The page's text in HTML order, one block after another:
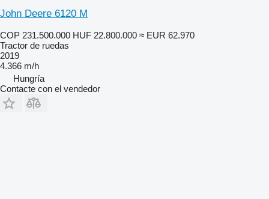
John Deere 6120 M
COP 231.500.000 HUF 22.800.000 ≈ EUR 62.970
Tractor de ruedas
2019
4.366 m/h
Hungría
Contacte con el vendedor